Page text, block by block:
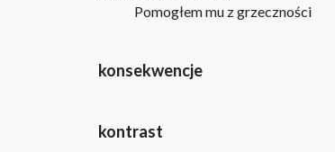
Pomogłem mu z grzeczności
konsekwencje
kontrast